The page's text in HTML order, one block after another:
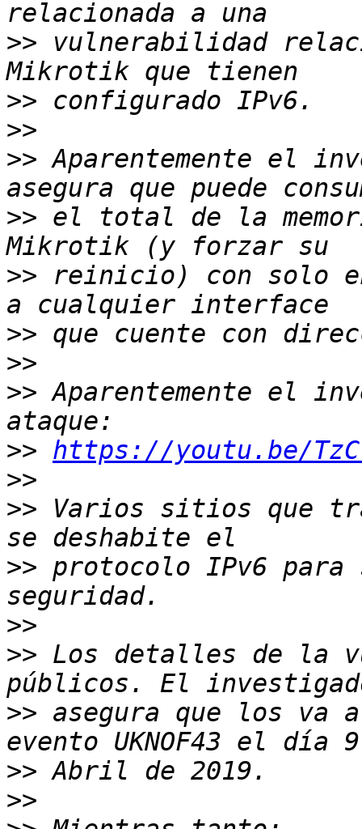
>> vulnerabilidad
>>
>>
>> Aparentemente el
>> el total de la
>> reinicio) con solo
>>
>>
>> Aparentemente el
>> https://youtu.be/
>>
>> Varios sitios que
>> protocolo IPv6
>>
>> Los detalles de la
>> asegura que los va
>>
>>